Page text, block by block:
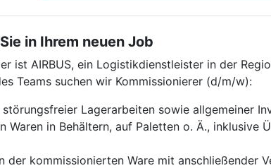
in Ihrem neuen Job
ist AIRBUS, ein Logistikdienstleister in der
Teams suchen wir Kommissionierer (d/m/w):
störungsfreier Lagerarbeiten sowie allgemeiner
Waren in Behältern, auf Paletten o. Ä.,
der kommissionierten Ware mit anschließender